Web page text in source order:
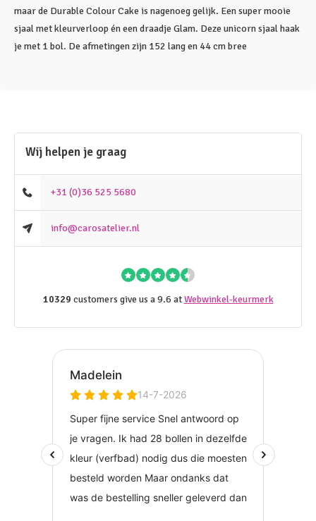
maar de Durable Colour Cake is nagenoeg gelijk. Een super mooie
sjaal met kleurverloop én een draadje Glam. Deze unicorn sjaal haak
je met 1 bol. De afmetingen zijn 152 lang en 44 cm bree
Wij helpen je graag
+31 (0)36 525 5680
info@carosatelier.nl
10329 customers give us a 9.6 atWebwinkel-keurmerk